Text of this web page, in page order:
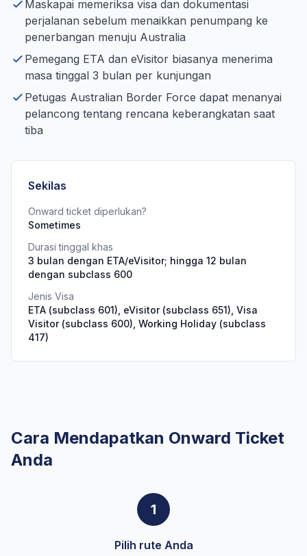
Maskapai memeriksa visa dan dokumentasi
perjalanan sebelum menaikkan penumpang ke
penerbangan menuju Australia
Pemegang ETA dan eVisitor biasanya menerima
masa tinggal 3 bulan per kunjungan
Petugas Australian Border Force dapat menanyai
pelancong tentang rencana keberangkatan saat
tiba
Sekilas
Onward ticket diperlukan?
Sometimes
Durasi tinggal khas
3 bulan dengan ETA/eVisitor; hingga 12 bulan
dengan subclass 600
Jenis Visa
ETA (subclass 601), eVisitor (subclass 651), Visa
Visitor (subclass 600), Working Holiday (subclass
417)
Cara Mendapatkan Onward Ticket
Anda
1
Pilih rute Anda